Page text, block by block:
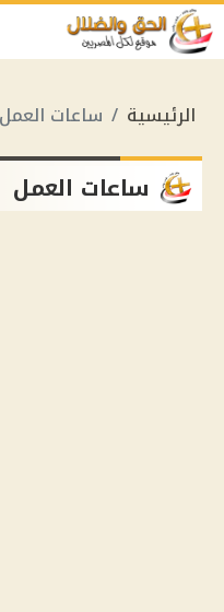
الرئيسية ساعات العمل
ساعات العمل